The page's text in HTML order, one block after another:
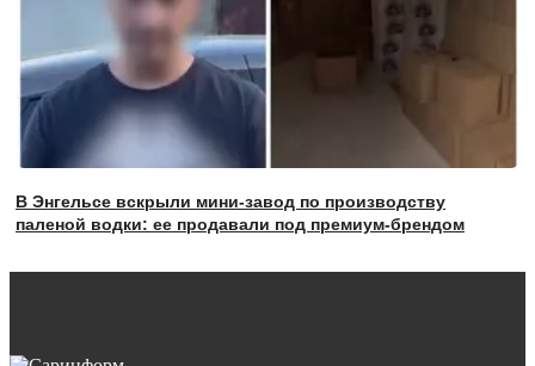
В Энгельсе вскрыли мини-завод по производству
паленой водки: ее продавали под премиум-брендом